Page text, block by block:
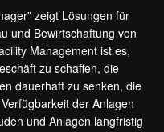
zeigt Lösungen für
und Bewirtschaftung von
Management ist es,
zu schaffen, die
dauerhaft zu senken, die
der Anlagen
und Anlagen langfristig